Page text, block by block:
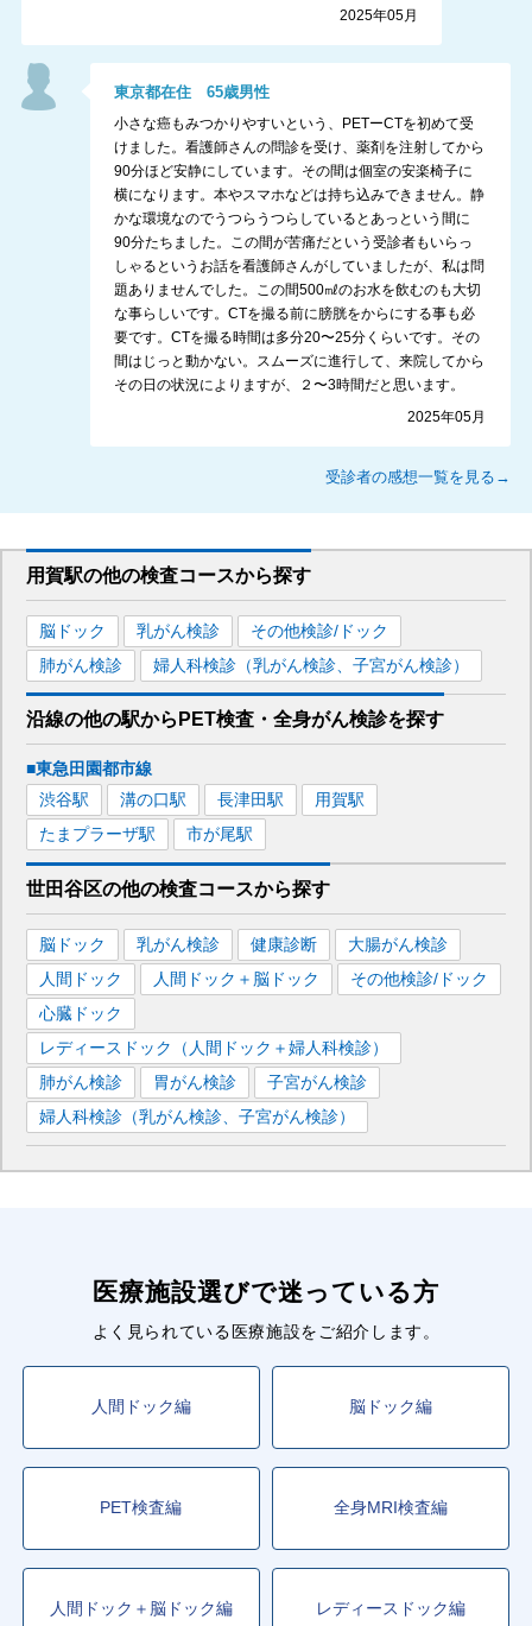
2025年05月
東京都在住65歳男性
小さな癌もみつかりやすいという、PETーCTを初めて受
けました。看護師さんの問診を受け、薬剤を注射してから
90分ほど安静にしています。その間は個室の安楽椅子に
横になります。本やスマホなどは持ち込みできません。静
かな環境なのでうつらうつらしているとあっという間に
90分たちました。この間が苦痛だという受診者もいらっ
しゃるというお話を看護師さんがしていましたが、私は問
題ありませんでした。この間500㎖のお水を飲むのも大切
な事らしいです。CTを撮る前に膀胱をからにする事も必
要です。CTを撮る時間は多分20〜25分くらいです。その
間はじっと動かない。スムーズに進行して、来院してから
その日の状況によりますが、２〜3時間だと思います。
2025年05月
受診者の感想一覧を見る→
用賀駅の他の検査コースから探す
脳ドック 乳がん検診
その他検診/ドック
肺がん検診
婦人科検診（乳がん検診、子宮がん検診）
沿線の他の駅から PET検査・全身がん検診を探す
■東急田園都市線
渋谷駅 溝の口駅 長津田駅 用賀駅
たまプラーザ駅 市が尾駅
世田谷区の他の検査コースから探す
脳ドック 乳がん検診 健康診断
大腸がん検診
人間ドック
人間ドック＋脳ドック
その他検診/ドック
心臓ドック
レディースドック（人間ドック＋婦人科検診）
肺がん検診
胃がん検診
子宮がん検診
婦人科検診（乳がん検診、子宮がん検診）
医療施設選びで迷っている方
よく見られている医療施設をご紹介します。
人間ドック編 脳ドック編
PET検査編 全身MRI検査編
人間ドック＋脳ドック編 レディースドック編